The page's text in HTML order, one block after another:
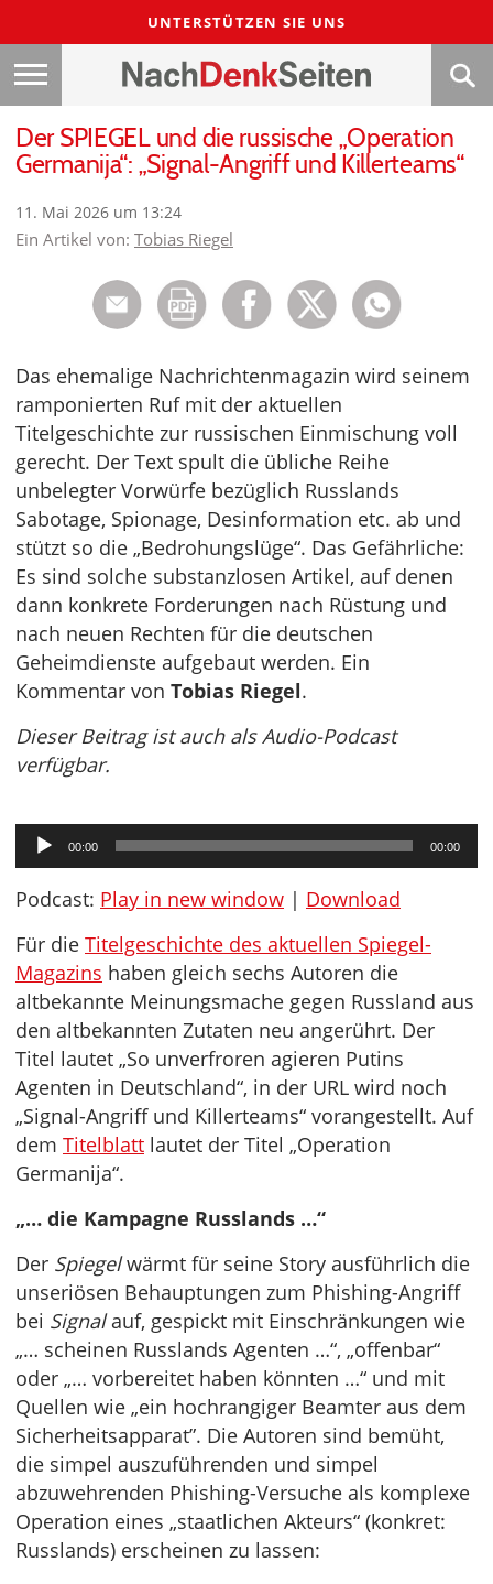
UNTERSTÜTZEN SIE UNS
Der SPIEGEL und die russische „Operation
Germanija“: „Signal-Angriff und Killerteams“
11. Mai 2026 um 13:24
Ein Artikel von: Tobias Riegel
Das ehemalige Nachrichtenmagazin wird seinem
ramponierten Ruf mit der aktuellen
Titelgeschichte zur russischen Einmischung voll
gerecht. Der Text spult die übliche Reihe
unbelegter Vorwürfe bezüglich Russlands
Sabotage, Spionage, Desinformation etc. ab und
stützt so die „Bedrohungslüge“. Das Gefährliche:
Es sind solche substanzlosen Artikel, auf denen
dann konkrete Forderungen nach Rüstung und
nach neuen Rechten für die deutschen
Geheimdienste aufgebaut werden. Ein
Kommentar von Tobias Riegel.
Dieser Beitrag ist auch als Audio-Podcast
verfügbar.
Audio-
Player
00:00 00:00
Podcast: Play in new window | Download
Für die Titelgeschichte des aktuellen Spiegel-
Magazins haben gleich sechs Autoren die
altbekannte Meinungsmache gegen Russland aus
den altbekannten Zutaten neu angerührt. Der
Titel lautet „So unverfroren agieren Putins
Agenten in Deutschland“, in der URL wird noch
„Signal-Angriff und Killerteams“ vorangestellt. Auf
dem Titelblatt lautet der Titel „Operation
Germanija“.
„… die Kampagne Russlands …“
Der Spiegelwärmt für seine Story ausführlich die
unseriösen Behauptungen zum Phishing-Angriff
bei Signalauf, gespickt mit Einschränkungen wie
„… scheinen Russlands Agenten …“, „offenbar“
oder „… vorbereitet haben könnten …“ und mit
Quellen wie „ein hochrangiger Beamter aus dem
Sicherheitsapparat”. Die Autoren sind bemüht,
die simpel auszuführenden und simpel
abzuwehrenden Phishing-Versuche als komplexe
Operation eines „staatlichen Akteurs“ (konkret:
Russlands) erscheinen zu lassen: